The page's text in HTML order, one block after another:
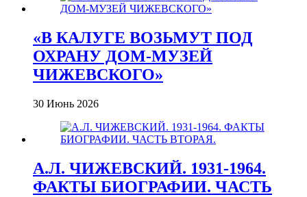
«В КАЛУГЕ ВОЗЬМУТ ПОД
ОХРАНУ ДОМ-МУЗЕЙ
ЧИЖЕВСКОГО»
30 Июнь 2026
А.Л. ЧИЖЕВСКИЙ. 1931-1964.
ФАКТЫ БИОГРАФИИ. ЧАСТЬ